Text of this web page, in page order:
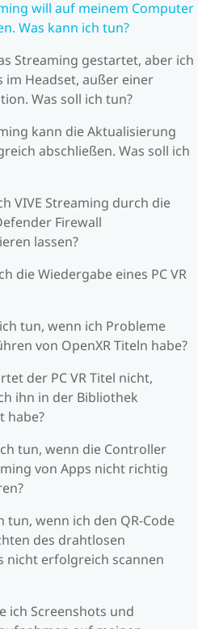
will auf meinem Computer
Was kann ich tun?
Streaming gestartet, aber ich
im Headset, außer einer
Was soll ich tun?
kann die Aktualisierung
abschließen. Was soll ich
VIVE Streaming durch die
Firewall
lassen?
die Wiedergabe eines PC VR
tun, wenn ich Probleme
von OpenXR Titeln habe?
der PC VR Titel nicht,
ihn in der Bibliothek
habe?
tun, wenn die Controller
von Apps nicht richtig
tun, wenn ich den QR-Code
des drahtlosen
nicht erfolgreich scannen
ich Screenshots und